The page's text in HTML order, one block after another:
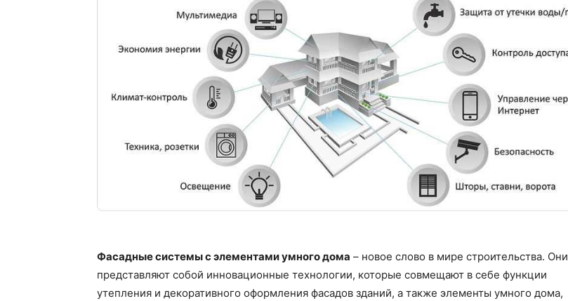
Фасадные системы с элементами умного дома – новое слово в мире строительства. Они
представляют собой инновационные технологии, которые совмещают в себе функции
утепления и декоративного оформления фасадов зданий, а также элементы умного дома,